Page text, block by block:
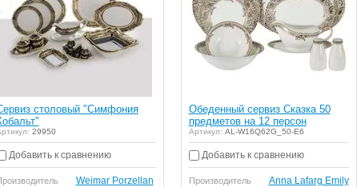
столовый "Симфония
29950
Добавить к сравнению
Weimar Porzellan
Обеденный сервиз Сказка 50
предметов на 12 персон
Артикул: AL-W16Q62G_50-E6
Добавить к сравнению
Производитель Anna Lafarg Emily